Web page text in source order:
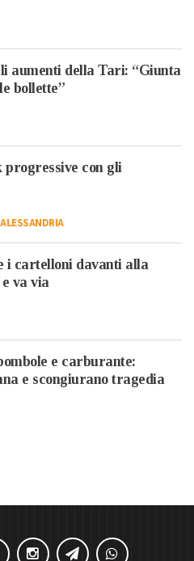
aumenti della Tari: “Giunta
bollette”
progressive con gli
ALESSANDRIA
i cartelloni davanti alla
va via
e carburante:
e scongiurano tragedia